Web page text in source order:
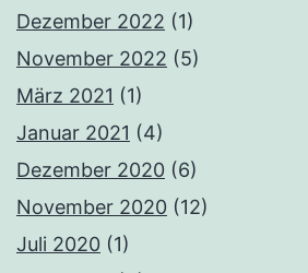
Dezember 2022 (1)
November 2022 (5)
März 2021 (1)
Januar 2021 (4)
Dezember 2020 (6)
November 2020 (12)
Juli 2020 (1)